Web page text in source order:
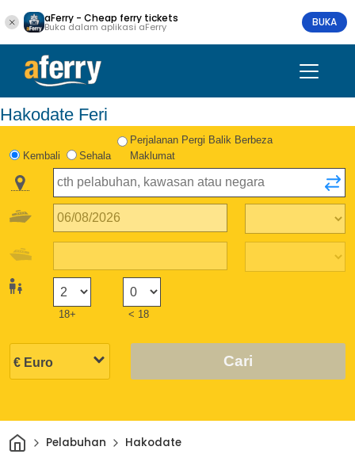
aFerry - Cheap ferry tickets
Buka dalam aplikasi aFerry BUKA
Hakodate Feri
Kembali Sehala
Perjalanan Pergi Balik Berbeza
Maklumat
18+ < 18
Cari
Rumah
Pelabuhan Hakodate